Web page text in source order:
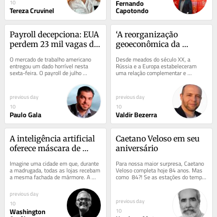
10
Tereza Cruvinel
Fernando
Capotondo
Payroll decepciona: EUA
perdem 23 mil vagas de
O mercado de trabalho americano
entregou um dado horrível nesta
sexta-feira. O payroll de julho
mostrou perda de 23 mil empregos,
previous day
10
Paulo Gala
‘A reorganização
geoeconômica da
Mackinder
transformado em
Desde meados do século XX, a
Rússia e a Europa estabeleceram
uma relação complementar e
mutuamente benéfica no setor de
previous day
10
Valdir Bezerra
A inteligência artificial
oferece máscara de
ignorante e autoria ao
plagiador
Imagine uma cidade em que, durante
a madrugada, todas as lojas recebam
a mesma fachada de mármore. A
escritório de...
previous day
10
Washington
Caetano Veloso em seu
aniversário
Para nossa maior surpresa, Caetano
Veloso completa hoje 84 anos. Mas
como  84?! Se as estações do tempo
mandam nas vida, delas podemos
previous day
10